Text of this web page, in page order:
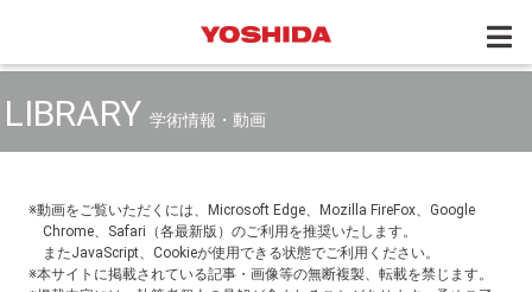
LIBRARY 学術情報・動画
※動画をご覧いただくには、Microsoft Edge、Mozilla FireFox、Google
Chrome、Safari（各最新版）のご利用を推奨いたします。
またJavaScript、Cookieが使用できる状態でご利用ください。
※本サイトに掲載されている記事・画像等の無断複製、転載を禁じます。